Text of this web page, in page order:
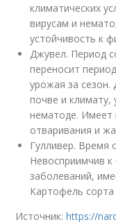
климатических
вирусам и
устойчивость к
Джувел. Период
переносит
урожая за сезон.
почве и климату,
нематоде. Имеет
отваривания и
Гулливер. Время
Невосприимчив
заболеваний,
Картофель
Источник:https://